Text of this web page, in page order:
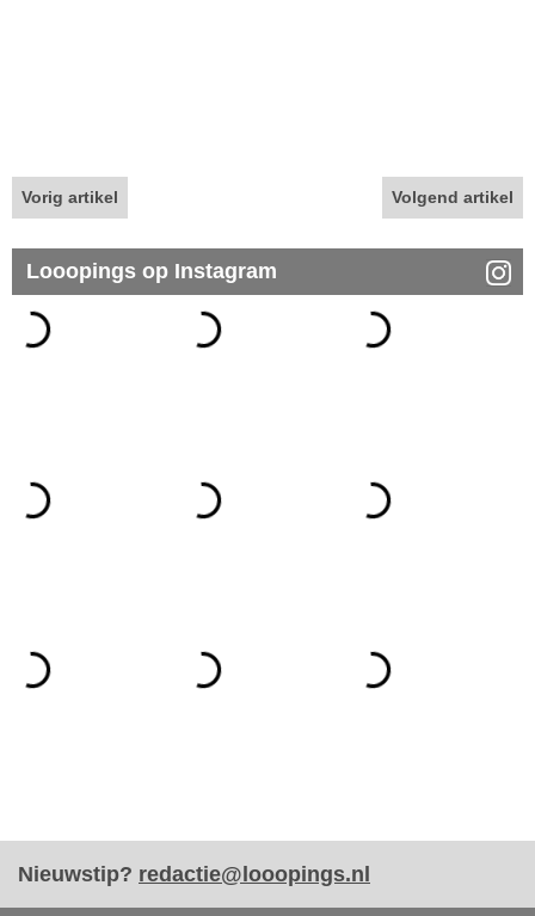
Vorig artikel Volgend artikel
Looopings op Instagram
Nieuwstip? redactie@looopings.nl